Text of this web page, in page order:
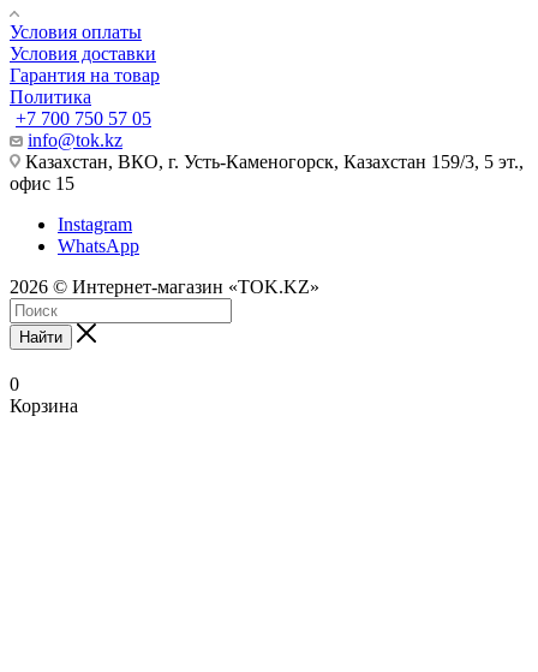
Условия оплаты
Условия доставки
Гарантия на товар
Политика
+7 700 750 57 05
info@tok.kz
Казахстан, ВКО, г. Усть-Каменогорск, Казахстан 159/3, 5 эт.,
офис 15
Instagram
WhatsApp
2026 © Интернет-магазин «TOK.KZ»
Найти
0
Корзина